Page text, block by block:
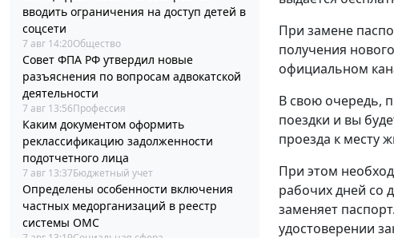
вводить ограничения на доступ детей в
соцсети
7 авг 14:20Общество
Совет ФПА РФ утвердил новые
разъяснения по вопросам адвокатской
деятельности
7 авг 13:56Профессия
Каким документом оформить
реклассификацию задолженности
подотчетного лица
7 авг 13:37Бюджетный учет
Определены особенности включения
частных медорганизаций в реестр
системы ОМС
При замене
получения
официальном
В свою очередь,
поездки и вы
проезда к месту
При этом
рабочих дней со
заменяет
удостоверении